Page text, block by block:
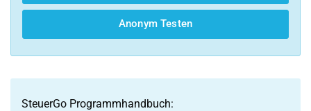
Anonym Testen
SteuerGo Programmhandbuch: